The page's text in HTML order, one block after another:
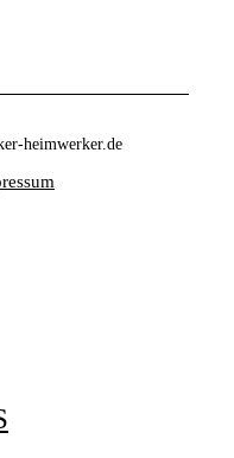
heimwerker.de